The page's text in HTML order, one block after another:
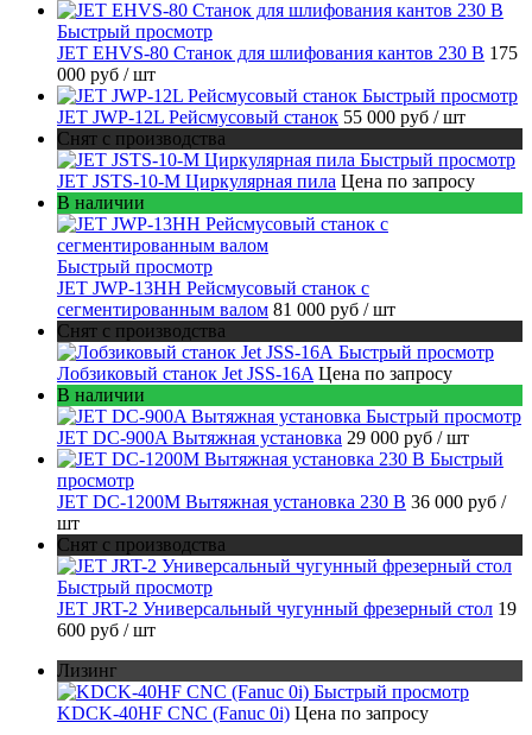
Быстрый просмотр
JET EHVS-80 Станок для шлифования кантов 230 В 175
000 руб / шт
Быстрый просмотр
JET JWP-12L Рейсмусовый станок 55 000 руб / шт
Снят с производства
Быстрый просмотр
JET JSTS-10-M Циркулярная пила Цена по запросу
В наличии
Быстрый просмотр
JET JWP-13HH Рейсмусовый станок с
сегментированным валом 81 000 руб / шт
Снят с производства
Быстрый просмотр
Лобзиковый станок Jet JSS-16A Цена по запросу
В наличии
Быстрый просмотр
JET DC-900A Вытяжная установка 29 000 руб / шт
Быстрый
просмотр
JET DC-1200M Вытяжная установка 230 В 36 000 руб /
шт
Снят с производства
Быстрый просмотр
JET JRT-2 Универсальный чугунный фрезерный стол 19
600 руб / шт
Лизинг
Быстрый просмотр
KDCK-40HF CNC (Fanuc 0i) Цена по запросу